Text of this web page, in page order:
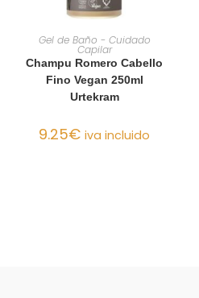
AÑADIR AL CARRITO
Gel de Baño - Cuidado
Capilar
Champu Romero Cabello
Fino Vegan 250ml
Urtekram
9.25€ iva incluido